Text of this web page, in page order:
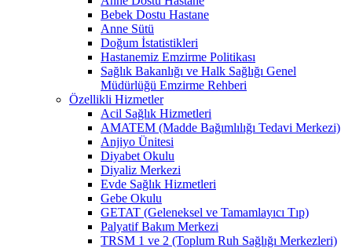
Bebek Dostu Hastane
Anne Sütü
Doğum İstatistikleri
Hastanemiz Emzirme Politikası
Sağlık Bakanlığı ve Halk Sağlığı Genel
Müdürlüğü Emzirme Rehberi
Özellikli Hizmetler
Acil Sağlık Hizmetleri
AMATEM (Madde Bağımlılığı Tedavi Merkezi)
Anjiyo Ünitesi
Diyabet Okulu
Diyaliz Merkezi
Evde Sağlık Hizmetleri
Gebe Okulu
GETAT (Geleneksel ve Tamamlayıcı Tıp)
Palyatif Bakım Merkezi
TRSM 1 ve 2 (Toplum Ruh Sağlığı Merkezleri)